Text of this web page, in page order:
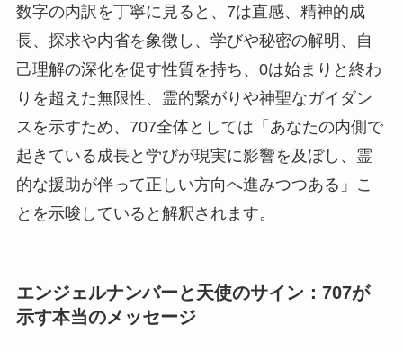
数字の内訳を丁寧に見ると、7は直感、精神的成
長、探求や内省を象徴し、学びや秘密の解明、自
己理解の深化を促す性質を持ち、0は始まりと終わ
りを超えた無限性、霊的繋がりや神聖なガイダン
スを示すため、707全体としては「あなたの内側で
起きている成長と学びが現実に影響を及ぼし、霊
的な援助が伴って正しい方向へ進みつつある」こ
とを示唆していると解釈されます。
エンジェルナンバーと天使のサイン：707が
示す本当のメッセージ